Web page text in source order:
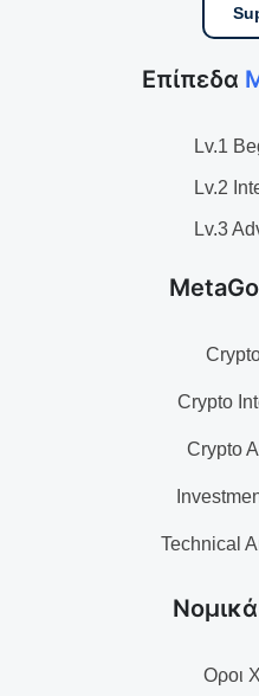
Επίπεδα
Lv.1
Lv.2
Lv.3
MetaGo
Crypto
Crypto
Technical
Νομικά
Οροι